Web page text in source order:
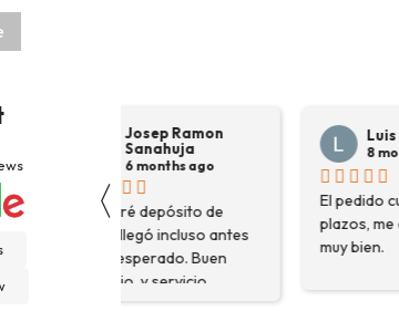
〈
ago
de
antes
Buen
Luis Ortega
El pedido cumplió con sus
plazos, me aconsejaron
muy bien.